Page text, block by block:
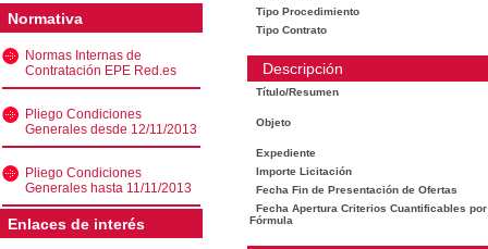
Normativa
Normas Internas de
Contratación EPE Red.es
Pliego Condiciones
Generales desde 12/11/2013
Pliego Condiciones
Generales hasta 11/11/2013
Enlaces de interés
Tipo Procedimiento
Tipo Contrato
Descripción
Título/Resumen
Objeto
Expediente
Importe Licitación
Fecha Fin de Presentación de Ofertas
Fecha Apertura Criterios Cuantificables por
Fórmula